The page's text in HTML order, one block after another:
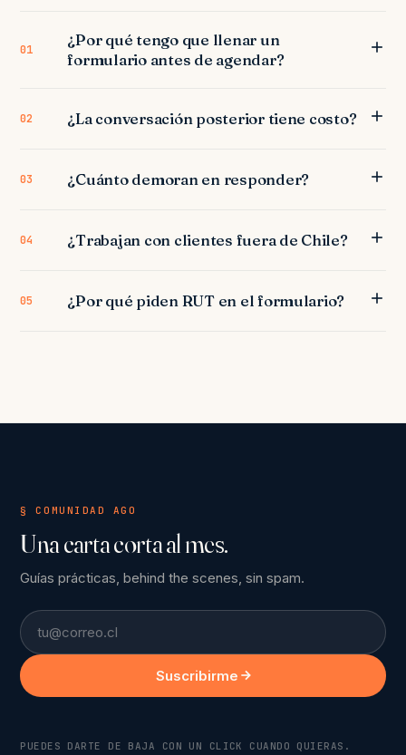
01
¿Por qué tengo que llenar un
formulario antes de agendar?
02 ¿La conversación posterior tiene costo?
03 ¿Cuánto demoran en responder?
04 ¿Trabajan con clientes fuera de Chile?
05 ¿Por qué piden RUT en el formulario?
§ COMUNIDAD AGO
Una carta corta al mes.
Guías prácticas, behind the scenes, sin spam.
Email
Suscribirme
PUEDES DARTE DE BAJA CON UN CLICK CUANDO QUIERAS.